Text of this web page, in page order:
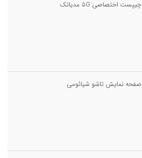
چیپست اختصاصی ۵G مدیاتک
صفحه نمایش تاشو شیائومی